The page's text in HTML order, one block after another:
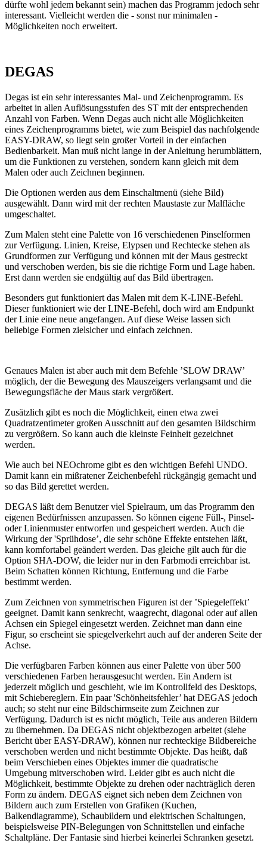
dürfte wohl jedem bekannt sein) machen das Programm jedoch sehr
interessant. Vielleicht werden die - sonst nur minimalen -
Möglichkeiten noch erweitert.
DEGAS
Degas ist ein sehr interessantes Mal- und Zeichenprogramm. Es
arbeitet in allen Auflösungsstufen des ST mit der entsprechenden
Anzahl von Farben. Wenn Degas auch nicht alle Möglichkeiten
eines Zeichenprogramms bietet, wie zum Beispiel das nachfolgende
EASY-DRAW, so liegt sein großer Vorteil in der einfachen
Bedienbarkeit. Man muß nicht lange in der Anleitung herumblättern,
um die Funktionen zu verstehen, sondern kann gleich mit dem
Malen oder auch Zeichnen beginnen.
Die Optionen werden aus dem Einschaltmenü (siehe Bild)
ausgewählt. Dann wird mit der rechten Maustaste zur Malfläche
umgeschaltet.
Zum Malen steht eine Palette von 16 verschiedenen Pinselformen
zur Verfügung. Linien, Kreise, Elypsen und Rechtecke stehen als
Grundformen zur Verfügung und können mit der Maus gestreckt
und verschoben werden, bis sie die richtige Form und Lage haben.
Erst dann werden sie endgültig auf das Bild übertragen.
Besonders gut funktioniert das Malen mit dem K-LINE-Befehl.
Dieser funktioniert wie der LINE-Befehl, doch wird am Endpunkt
der Linie eine neue angefangen. Auf diese Weise lassen sich
beliebige Formen zielsicher und einfach zeichnen.
Genaues Malen ist aber auch mit dem Befehle ’SLOW DRAW’
möglich, der die Bewegung des Mauszeigers verlangsamt und die
Bewegungsfläche der Maus stark vergrößert.
Zusätzlich gibt es noch die Möglichkeit, einen etwa zwei
Quadratzentimeter großen Ausschnitt auf den gesamten Bildschirm
zu vergrößern. So kann auch die kleinste Feinheit gezeichnet
werden.
Wie auch bei NEOchrome gibt es den wichtigen Befehl UNDO.
Damit kann ein mißratener Zeichenbefehl rückgängig gemacht und
so das Bild gerettet werden.
DEGAS läßt dem Benutzer viel Spielraum, um das Programm den
eigenen Bedürfnissen anzupassen. So können eigene Füll-, Pinsel-
oder Linienmuster entworfen und gespeichert werden. Auch die
Wirkung der 'Sprühdose’, die sehr schöne Effekte entstehen läßt,
kann komfortabel geändert werden. Das gleiche gilt auch für die
Option SHA-DOW, die leider nur in den Farbmodi erreichbar ist.
Beim Schatten können Richtung, Entfernung und die Farbe
bestimmt werden.
Zum Zeichnen von symmetrischen Figuren ist der ’Spiegeleffekt’
geeignet. Damit kann senkrecht, waagrecht, diagonal oder auf allen
Achsen ein Spiegel eingesetzt werden. Zeichnet man dann eine
Figur, so erscheint sie spiegelverkehrt auch auf der anderen Seite der
Achse.
Die verfügbaren Farben können aus einer Palette von über 500
verschiedenen Farben herausgesucht werden. Ein Andern ist
jederzeit möglich und geschieht, wie im Kontrollfeld des Desktops,
mit Schiebereglern. Ein paar 'Schönheitsfehler’ hat DEGAS jedoch
auch; so steht nur eine Bildschirmseite zum Zeichnen zur
Verfügung. Dadurch ist es nicht möglich, Teile aus anderen Bildern
zu übernehmen. Da DEGAS nicht objektbezogen arbeitet (siehe
Bericht über EASY-DRAW), können nur rechteckige Bildbereiche
verschoben werden und nicht bestimmte Objekte. Das heißt, daß
beim Verschieben eines Objektes immer die quadratische
Umgebung mitverschoben wird. Leider gibt es auch nicht die
Möglichkeit, bestimmte Objekte zu drehen oder nachträglich deren
Form zu ändern. DEGAS eignet sich neben dem Zeichnen von
Bildern auch zum Erstellen von Grafiken (Kuchen,
Balkendiagramme), Schaubildern und elektrischen Schaltungen,
beispielsweise PIN-Belegungen von Schnittstellen und einfache
Schaltpläne. Der Fantasie sind hierbei keinerlei Schranken gesetzt.